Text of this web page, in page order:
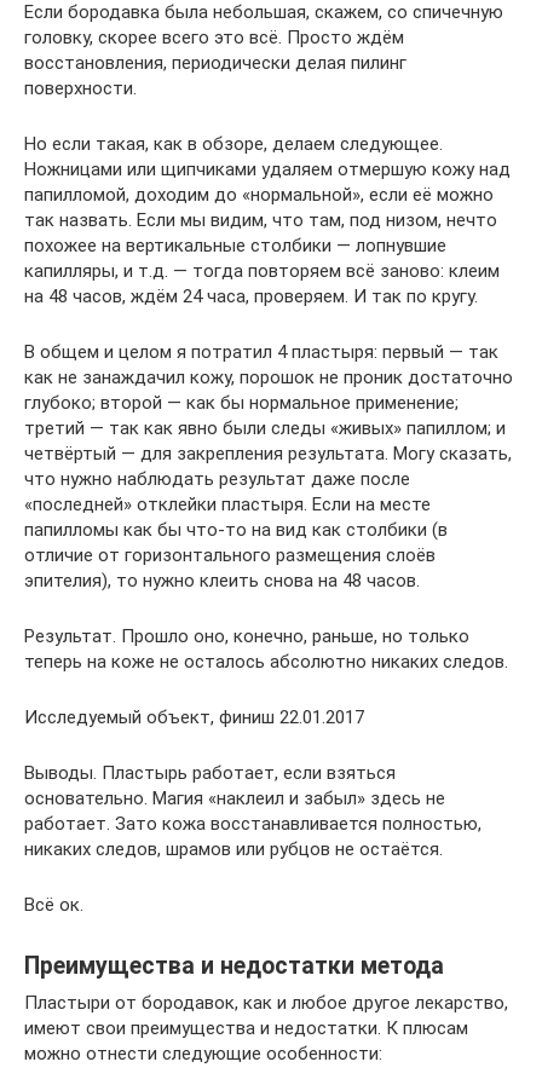
Если бородавка была небольшая, скажем, со спичечную
головку, скорее всего это всё. Просто ждём
восстановления, периодически делая пилинг
поверхности.
Но если такая, как в обзоре, делаем следующее.
Ножницами или щипчиками удаляем отмершую кожу над
папилломой, доходим до «нормальной», если её можно
так назвать. Если мы видим, что там, под низом, нечто
похожее на вертикальные столбики — лопнувшие
капилляры, и т.д. — тогда повторяем всё заново: клеим
на 48 часов, ждём 24 часа, проверяем. И так по кругу.
В общем и целом я потратил 4 пластыря: первый — так
как не занаждачил кожу, порошок не проник достаточно
глубоко; второй — как бы нормальное применение;
третий — так как явно были следы «живых» папиллом; и
четвёртый — для закрепления результата. Могу сказать,
что нужно наблюдать результат даже после
«последней» отклейки пластыря. Если на месте
папилломы как бы что-то на вид как столбики (в
отличие от горизонтального размещения слоёв
эпителия), то нужно клеить снова на 48 часов.
Результат. Прошло оно, конечно, раньше, но только
теперь на коже не осталось абсолютно никаких следов.
Исследуемый объект, финиш 22.01.2017
Выводы. Пластырь работает, если взяться
основательно. Магия «наклеил и забыл» здесь не
работает. Зато кожа восстанавливается полностью,
никаких следов, шрамов или рубцов не остаётся.
Всё ок.
Преимущества и недостатки метода
Пластыри от бородавок, как и любое другое лекарство,
имеют свои преимущества и недостатки. К плюсам
можно отнести следующие особенности: